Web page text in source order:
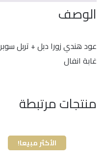
الوصف
عود هندي زورا دبل + تربل سوبر
غابة انفال
منتجات مرتبطة
الأكثر مبيعا!